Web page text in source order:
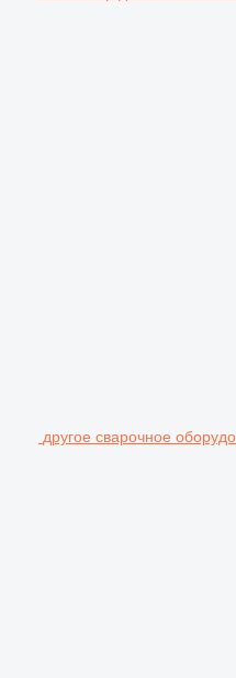
другое сварочное